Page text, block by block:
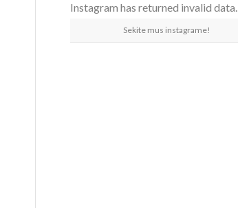
Instagram has returned invalid data.
Sekite mus instagrame!